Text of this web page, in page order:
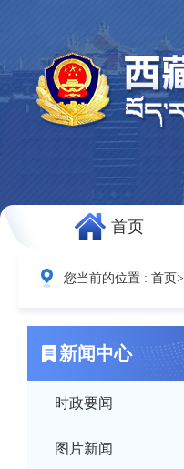
首页
您当前的位置 : 首页>
新闻中心
时政要闻
图片新闻